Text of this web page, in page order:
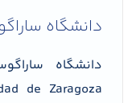
دانشگاه